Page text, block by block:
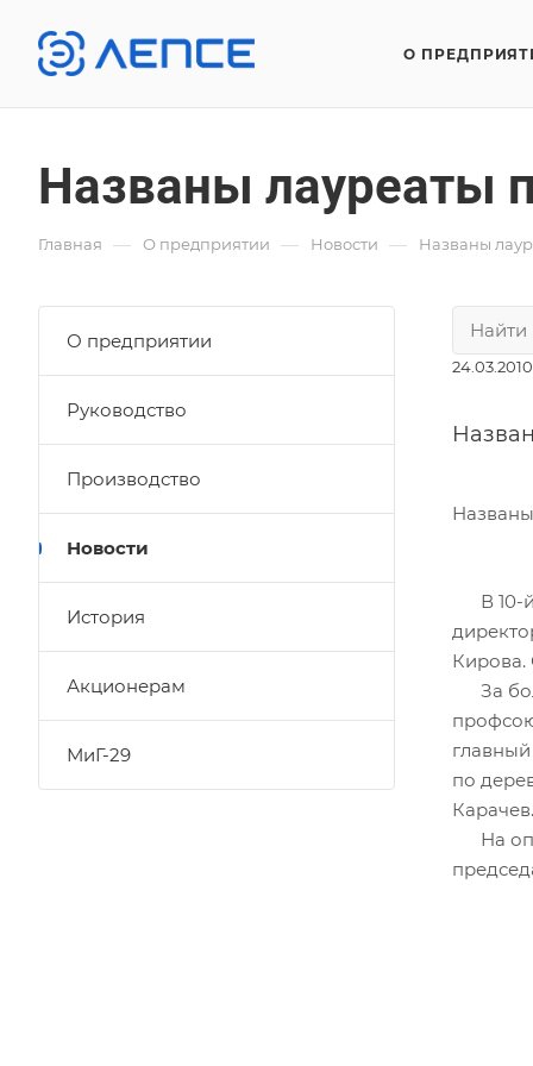
О
Названы лауреаты
Главная — О предприятии — Новости — Названы
24.03.2010
В 10-й
Кирова.
За
по
Карачев.
На
О предприятии
Руководство
Производство
Новости
История
Акционерам
МиГ-29